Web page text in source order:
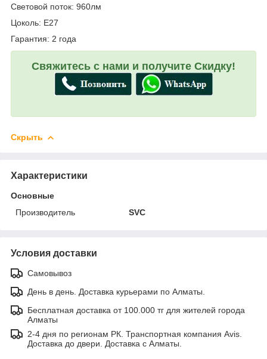
Световой поток: 960лм
Цоколь: E27
Гарантия: 2 года
Свяжитесь с нами и получите Скидку!
Скрыть
Характеристики
Основные
Производитель
SVC
Условия доставки
Самовывоз
День в день. Доставка курьерами по Алматы.
Бесплатная доставка от 100.000 тг для жителей города
Алматы
2-4 дня по регионам РК. Транспортная компания Avis.
Доставка до двери. Доставка с Алматы.